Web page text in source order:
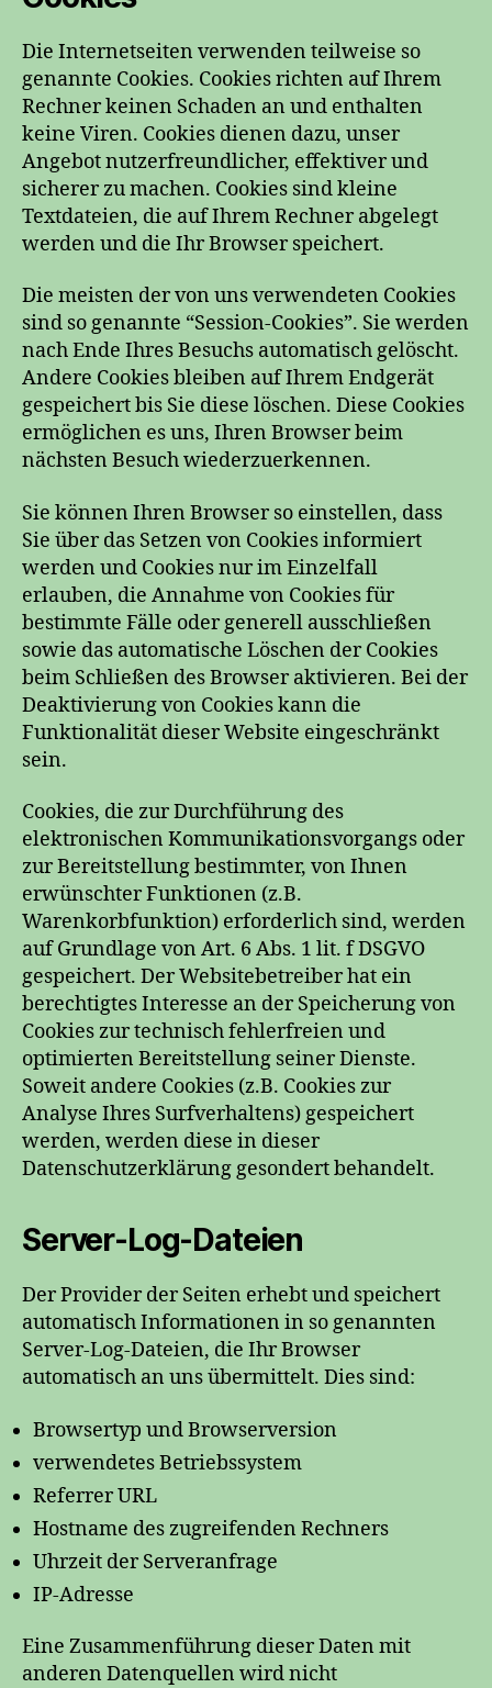
Die Internetseiten verwenden teilweise so
genannte Cookies. Cookies richten auf Ihrem
Rechner keinen Schaden an und enthalten
keine Viren. Cookies dienen dazu, unser
Angebot nutzerfreundlicher, effektiver und
sicherer zu machen. Cookies sind kleine
Textdateien, die auf Ihrem Rechner abgelegt
werden und die Ihr Browser speichert.
Die meisten der von uns verwendeten Cookies
sind so genannte “Session-Cookies”. Sie werden
nach Ende Ihres Besuchs automatisch gelöscht.
Andere Cookies bleiben auf Ihrem Endgerät
gespeichert bis Sie diese löschen. Diese Cookies
ermöglichen es uns, Ihren Browser beim
nächsten Besuch wiederzuerkennen.
Sie können Ihren Browser so einstellen, dass
Sie über das Setzen von Cookies informiert
werden und Cookies nur im Einzelfall
erlauben, die Annahme von Cookies für
bestimmte Fälle oder generell ausschließen
sowie das automatische Löschen der Cookies
beim Schließen des Browser aktivieren. Bei der
Deaktivierung von Cookies kann die
Funktionalität dieser Website eingeschränkt
sein.
Cookies, die zur Durchführung des
elektronischen Kommunikationsvorgangs oder
zur Bereitstellung bestimmter, von Ihnen
erwünschter Funktionen (z.B.
Warenkorbfunktion) erforderlich sind, werden
auf Grundlage von Art. 6 Abs. 1 lit. f DSGVO
gespeichert. Der Websitebetreiber hat ein
berechtigtes Interesse an der Speicherung von
Cookies zur technisch fehlerfreien und
optimierten Bereitstellung seiner Dienste.
Soweit andere Cookies (z.B. Cookies zur
Analyse Ihres Surfverhaltens) gespeichert
werden, werden diese in dieser
Datenschutzerklärung gesondert behandelt.
Server-Log-Dateien
Der Provider der Seiten erhebt und speichert
automatisch Informationen in so genannten
Server-Log-Dateien, die Ihr Browser
automatisch an uns übermittelt. Dies sind:
Browsertyp und Browserversion
verwendetes Betriebssystem
Referrer URL
Hostname des zugreifenden Rechners
Uhrzeit der Serveranfrage
IP-Adresse
Eine Zusammenführung dieser Daten mit
anderen Datenquellen wird nicht